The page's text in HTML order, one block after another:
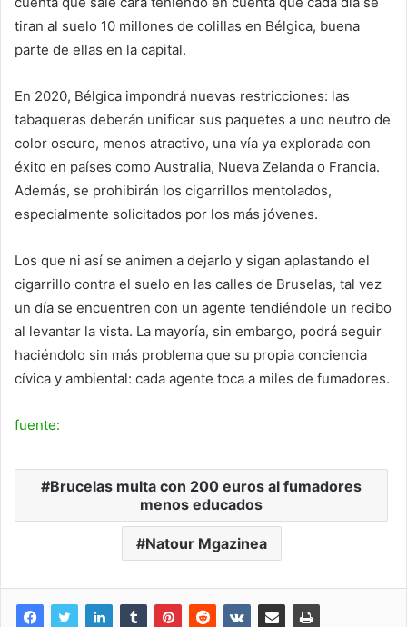
tiran al suelo 10 millones de colillas en Bélgica, buena
parte de ellas en la capital.
En 2020, Bélgica impondrá nuevas restricciones: las
tabaqueras deberán unificar sus paquetes a uno neutro de
color oscuro, menos atractivo, una vía ya explorada con
éxito en países como Australia, Nueva Zelanda o Francia.
Además, se prohibirán los cigarrillos mentolados,
especialmente solicitados por los más jóvenes.
Los que ni así se animen a dejarlo y sigan aplastando el
cigarrillo contra el suelo en las calles de Bruselas, tal vez
un día se encuentren con un agente tendiéndole un recibo
al levantar la vista. La mayoría, sin embargo, podrá seguir
haciéndolo sin más problema que su propia conciencia
cívica y ambiental: cada agente toca a miles de fumadores.
fuente:
Brucelas multa con 200 euros al fumadores
menos educados
Natour Mgazinea